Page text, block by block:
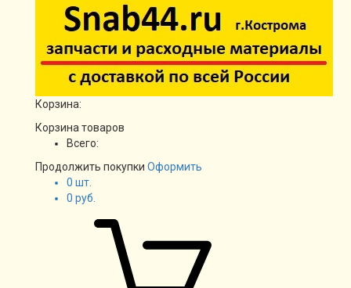
Корзина:
Корзина товаров
Всего:
Продолжить покупки Оформить
0 шт.
0 руб.